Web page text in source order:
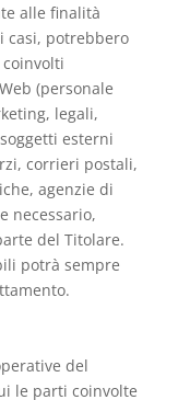
alle finalità
casi, potrebbero
(personale
legali,
esterni
corrieri postali,
agenzie di
necessario,
del Titolare.
potrà sempre
del
le parti coinvolte